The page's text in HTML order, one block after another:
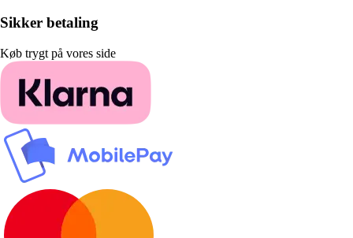
Sikker betaling
Køb trygt på vores side